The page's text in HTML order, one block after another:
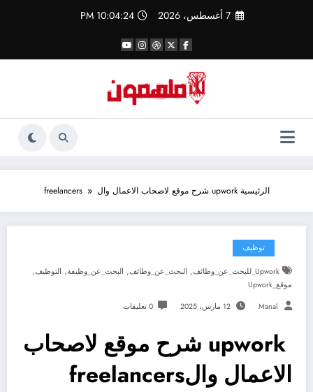
7 أغسطس، 2026 10:04:25 PM
الرئيسية upwork شرح موقع لاصحاب الاعمال والfreelancers
توظيف
Upwork_للبحث_عن_وظائف , البحث_عن_وظائف, البحث_عن_وظيفة, التوظيف,
موقع_Upwork
Manal 12 مارس، 2025 0 تعليقات
upwork شرح موقع لاصحاب
الاعمال والfreelancers